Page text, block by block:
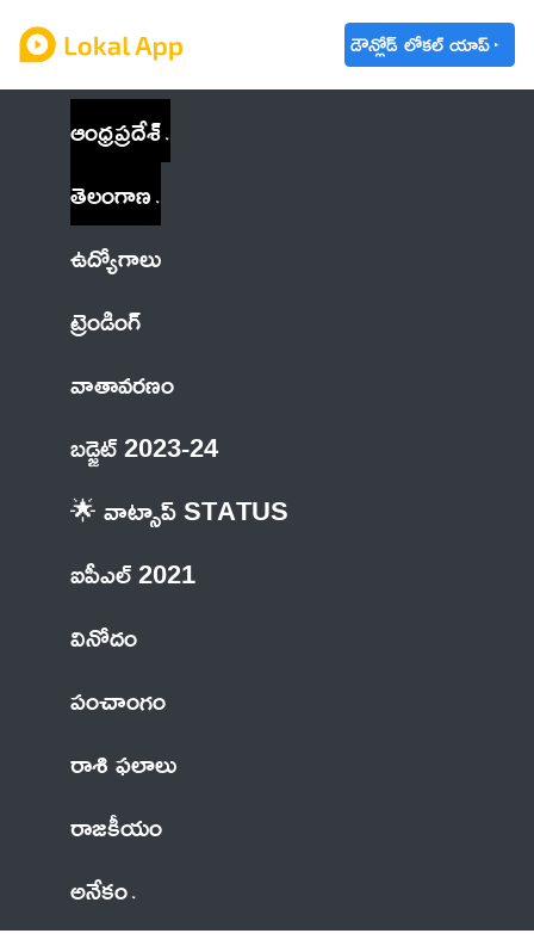
డౌన్లోడ్ లోకల్ యాప్
ఆంధ్రప్రదేశ్
తెలంగాణ
ఉద్యోగాలు
ట్రెండింగ్
వాతావరణం
బడ్జెట్ 2023-24
🌟 వాట్సాప్ STATUS
ఐపీఎల్ 2021
వినోదం
పంచాంగం
రాశి ఫలాలు
రాజకీయం
అనేకం